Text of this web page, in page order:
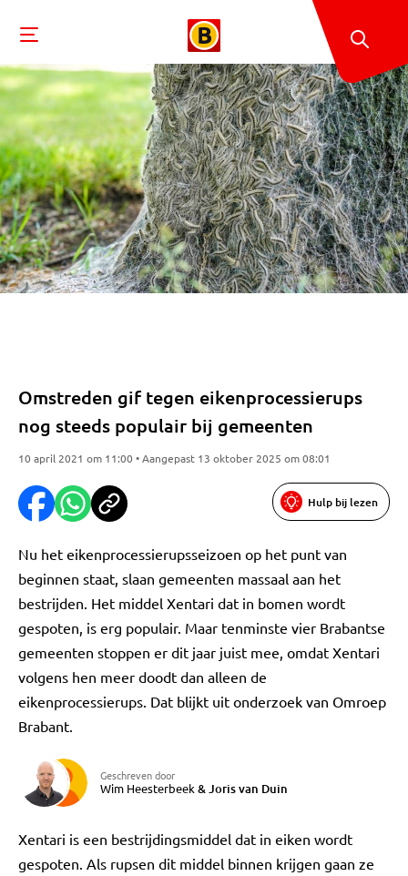
Omstreden gif tegen eikenprocessierups
nog steeds populair bij gemeenten
10 april 2021 om 11:00 • Aangepast 13 oktober 2025 om 08:01
Hulp bij lezen
Nu het eikenprocessierupsseizoen op het punt van
beginnen staat, slaan gemeenten massaal aan het
bestrijden. Het middel Xentari dat in bomen wordt
gespoten, is erg populair. Maar tenminste vier Brabantse
gemeenten stoppen er dit jaar juist mee, omdat Xentari
volgens hen meer doodt dan alleen de
eikenprocessierups. Dat blijkt uit onderzoek van Omroep
Brabant.
Geschreven door
Wim Heesterbeek &Joris van Duin
Xentari is een bestrijdingsmiddel dat in eiken wordt
gespoten. Als rupsen dit middel binnen krijgen gaan ze